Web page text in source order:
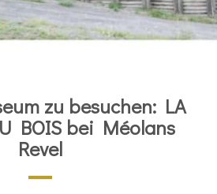
zu besuchen: LA
BOIS bei Méolans
Revel